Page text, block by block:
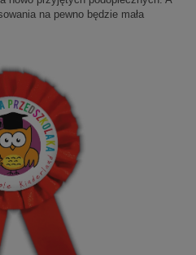
na pewno będzie mała